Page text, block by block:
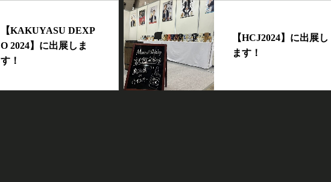
【KAKUYASU DEXP
O 2024】に出展しま
す！
【HCJ2024】に出展し
ます！